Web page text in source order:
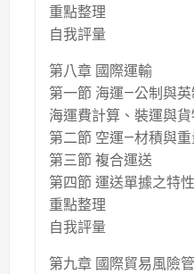
重點整理
自我評量
第八章 國際運輸
第一節 海運—公制與
海運費計算、裝運與
第二節 空運—材積與
第三節 複合運送
第四節 運送單據之特
重點整理
自我評量
第九章 國際貿易風險